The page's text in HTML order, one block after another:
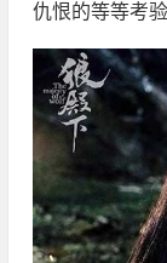
仇恨的等等考